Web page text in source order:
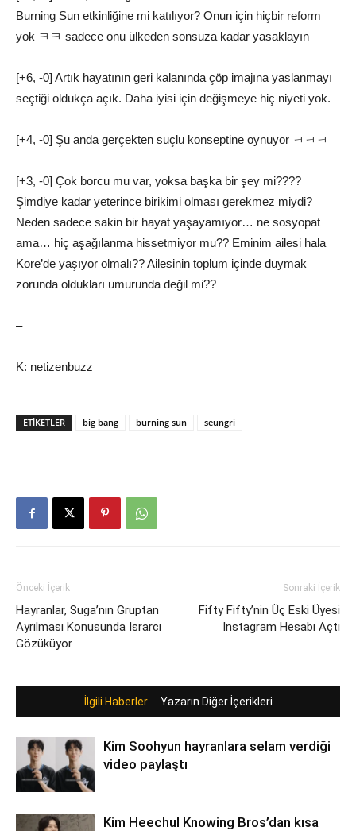
Burning Sun etkinliğine mi katılıyor? Onun için hiçbir reform
yok ㅋㅋ sadece onu ülkeden sonsuza kadar yasaklayın
[+6, -0] Artık hayatının geri kalanında çöp imajına yaslanmayı
seçtiği oldukça açık. Daha iyisi için değişmeye hiç niyeti yok.
[+4, -0] Şu anda gerçekten suçlu konseptine oynuyor ㅋㅋㅋ
[+3, -0] Çok borcu mu var, yoksa başka bir şey mi????
Şimdiye kadar yeterince birikimi olması gerekmez miydi?
Neden sadece sakin bir hayat yaşayamıyor… ne sosyopat
ama… hiç aşağılanma hissetmiyor mu?? Eminim ailesi hala
Kore’de yaşıyor olmalı?? Ailesinin toplum içinde duymak
zorunda oldukları umurunda değil mi??
–
K: netizenbuzz
ETIKETLER big bang burning sun seungri
Önceki İçerik
Hayranlar, Suga’nın Gruptan
Ayrılması Konusunda Israrcı
Gözüküyor
Sonraki İçerik
Fifty Fifty’nin Üç Eski Üyesi
Instagram Hesabı Açtı
İlgili Haberler Yazarın Diğer İçerikleri
Kim Soohyun hayranlara selam verdiği
video paylaştı
Kim Heechul Knowing Bros’dan kısa